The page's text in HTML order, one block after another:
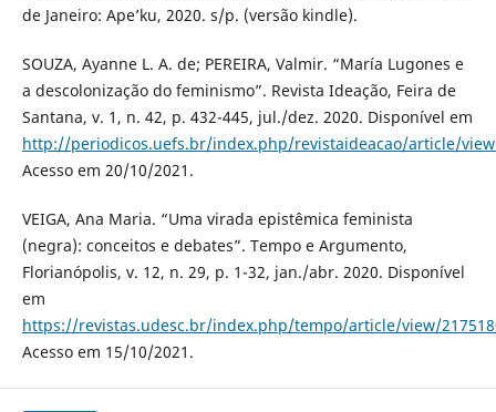
de Janeiro: Ape’ku, 2020. s/p. (versão kindle).
SOUZA, Ayanne L. A. de; PEREIRA, Valmir. “María Lugones e
a descolonização do feminismo”. Revista Ideação, Feira de
Santana, v. 1, n. 42, p. 432-445, jul./dez. 2020. Disponível em
http://periodicos.uefs.br/index.php/revistaideacao/article/
Acesso em 20/10/2021.
VEIGA, Ana Maria. “Uma virada epistêmica feminista
(negra): conceitos e debates”. Tempo e Argumento,
Florianópolis, v. 12, n. 29, p. 1-32, jan./abr. 2020. Disponível
em
https://revistas.udesc.br/index.php/tempo/article/view/
Acesso em 15/10/2021.